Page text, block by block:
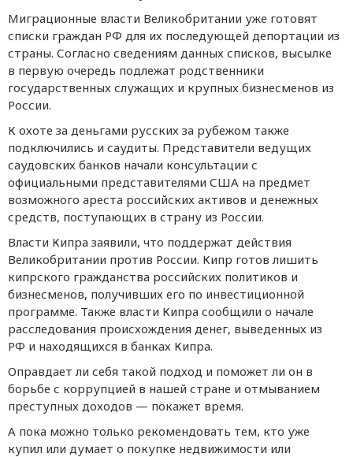
Миграционные власти Великобритании уже готовят
списки граждан РФ для их последующей депортации из
страны. Согласно сведениям данных списков, высылке
в первую очередь подлежат родственники
государственных служащих и крупных бизнесменов из
России.
К охоте за деньгами русских за рубежом также
подключились и саудиты. Представители ведущих
саудовских банков начали консультации с
официальными представителями США на предмет
возможного ареста российских активов и денежных
средств, поступающих в страну из России.
Власти Кипра заявили, что поддержат действия
Великобритании против России. Кипр готов лишить
кипрского гражданства российских политиков и
бизнесменов, получивших его по инвестиционной
программе. Также власти Кипра сообщили о начале
расследования происхождения денег, выведенных из
РФ и находящихся в банках Кипра.
Оправдает ли себя такой подход и поможет ли он в
борьбе с коррупцией в нашей стране и отмыванием
преступных доходов — покажет время.
А пока можно только рекомендовать тем, кто уже
купил или думает о покупке недвижимости или